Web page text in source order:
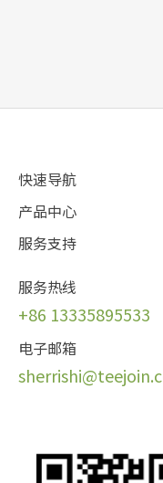
快速导航
产品中心
服务支持
服务热线
+86 13335895533
电子邮箱
sherrishi@teej